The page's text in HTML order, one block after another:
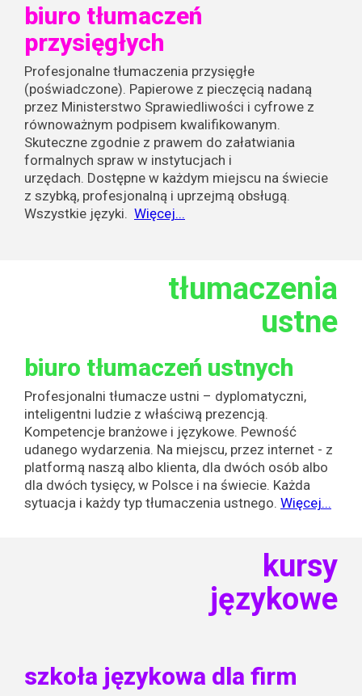
biuro tłumaczeń
przysięgłych
Profesjonalne tłumaczenia przysięgłe
(poświadczone). Papierowe z pieczęcią nadaną
przez Ministerstwo Sprawiedliwości i cyfrowe z
równoważnym podpisem kwalifikowanym.
Skuteczne zgodnie z prawem do załatwiania
formalnych spraw w instytucjach i
urzędach. Dostępne w każdym miejscu na świecie
z szybką, profesjonalną i uprzejmą obsługą.
Wszystkie języki. Więcej...
tłumaczenia
ustne
biuro tłumaczeń ustnych
Profesjonalni tłumacze ustni – dyplomatyczni,
inteligentni ludzie z właściwą prezencją.
Kompetencje branżowe i językowe. Pewność
udanego wydarzenia. Na miejscu, przez internet - z
platformą naszą albo klienta, dla dwóch osób albo
dla dwóch tysięcy, w Polsce i na świecie. Każda
sytuacja i każdy typ tłumaczenia ustnego. Więcej...
kursy
językowe
szkoła językowa dla firm